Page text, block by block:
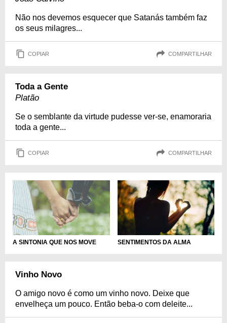
Não nos devemos esquecer que Satanás também faz
os seus milagres...
COPIAR COMPARTILHAR
Toda a Gente
Platão
Se o semblante da virtude pudesse ver-se, enamoraria
toda a gente...
COPIAR COMPARTILHAR
A SINTONIA QUE NOS MOVE SENTIMENTOS DA ALMA
Vinho Novo
O amigo novo é como um vinho novo. Deixe que
envelheça um pouco. Então beba-o com deleite...